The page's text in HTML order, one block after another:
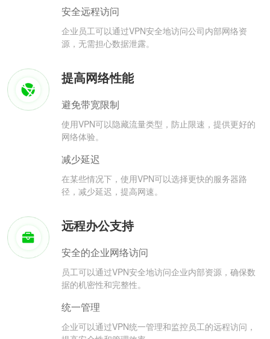
安全远程访问
企业员工可以通过VPN安全地访问公司内部网络资
源，无需担心数据泄露。
提高网络性能
避免带宽限制
使用VPN可以隐藏流量类型，防止限速，提供更好的
网络体验。
减少延迟
在某些情况下，使用VPN可以选择更快的服务器路
径，减少延迟，提高网速。
远程办公支持
安全的企业网络访问
员工可以通过VPN安全地访问企业内部资源，确保数
据的机密性和完整性。
统一管理
企业可以通过VPN统一管理和监控员工的远程访问，